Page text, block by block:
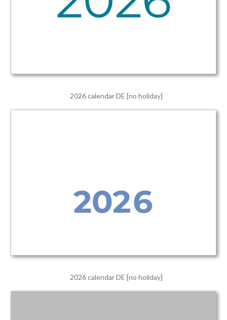
2026 calendar DE [no holiday]
2026 calendar DE [no holiday]